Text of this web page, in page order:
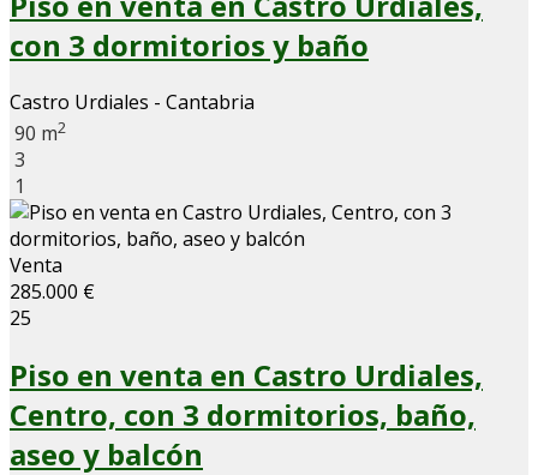
con 3 dormitorios y baño
Castro Urdiales - Cantabria
90 m2
3
1
Venta
285.000 €
25
Piso en venta en Castro Urdiales,
Centro, con 3 dormitorios, baño,
aseo y balcón